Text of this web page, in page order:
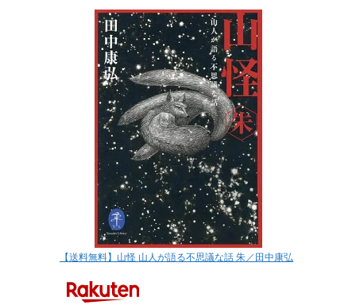
【送料無料】山怪 山人が語る不思議な話 朱／田中康弘